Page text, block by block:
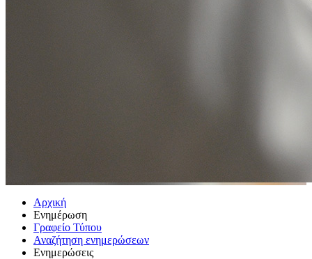
Αρχική
Ενημέρωση
Γραφείο Τύπου
Αναζήτηση ενημερώσεων
Ενημερώσεις